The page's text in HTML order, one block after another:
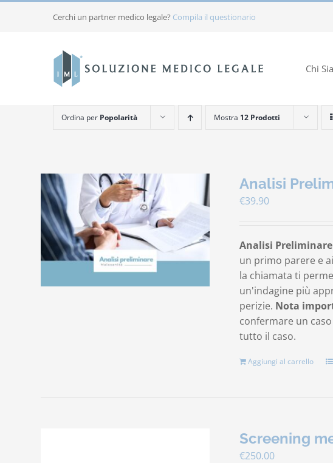
Cerchi un partner medico legale? Compila il questionario
Chi
Ordina per Popolarità Mostra 12 Prodotti
Analisi
€39.90
Analisi
un primo parere e
la chiamata ti
un'indagine più
perizie. Nota
confermare un
tutto il caso.
Aggiungi al carrello
Screening
€250.00